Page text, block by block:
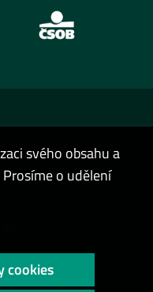
svého obsahu a
o udělení
cookies